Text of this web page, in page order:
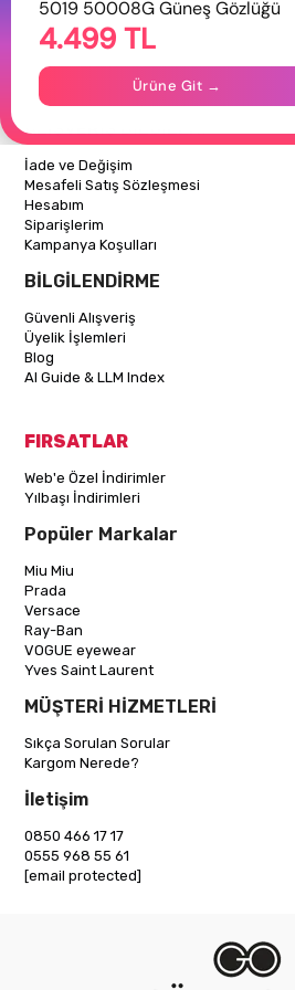
Hakkımızda
Gizlilik Politikası
İletişim
Mağazalarımız
ALIŞVERİŞ BİLGİLERİ
İade ve Değişim
Mesafeli Satış Sözleşmesi
Hesabım
Siparişlerim
Kampanya Koşulları
BİLGİLENDİRME
Güvenli Alışveriş
Üyelik İşlemleri
Blog
AI Guide & LLM Index
FIRSATLAR
Web'e Özel İndirimler
Yılbaşı İndirimleri
Popüler Markalar
Miu Miu
Prada
Versace
Ray-Ban
VOGUE eyewear
Yves Saint Laurent
MÜŞTERİ HİZMETLERİ
Sıkça Sorulan Sorular
Kargom Nerede?
İletişim
0850 466 17 17
0555 968 55 61
[email protected]
5019 50008G Güneş Gözlüğü
4.499 TL
Ürüne Git →